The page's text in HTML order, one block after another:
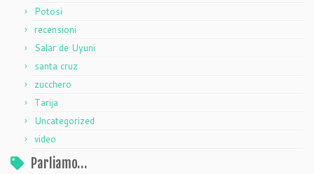
Potosi
recensioni
Salar de Uyuni
santa cruz
zucchero
Tarija
Uncategorized
video
Parliamo…